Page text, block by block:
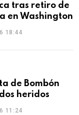
tras retiro de
en Washington
18:44
de Bombón
heridos
11:24